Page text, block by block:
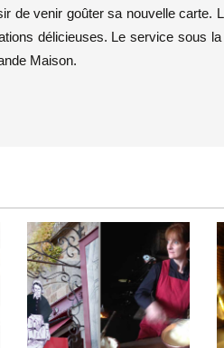
de venir goûter sa nouvelle carte.
délicieuses. Le service sous
Maison.